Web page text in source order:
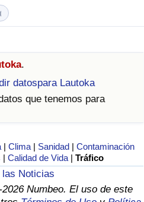
.
datospara Lautoka
que tenemos para
|Clima | Sanidad |Contaminación
|Calidad de Vida |Tráfico
las Noticias
Numbeo. El uso de este
país por País
(Actual)
país
Criminalidad